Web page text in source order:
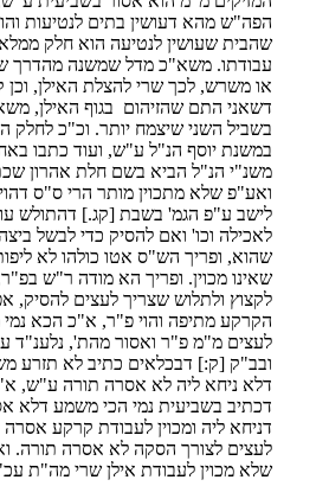
הפה"ש מהא דעושין בתים לנטיעות
שהבית שעושין לנטיעה הוא חלק
עבודתו. משא"כ מדל שמשנה מהדרך
או משרש, לכך שרי להצלת האילן, וכן
דשאני התם שהזיהום בגוף האילן,
בשביל השני שיצמח יותר. וכ"כ לחלק
במשנת יוסף הנ"ל ע"ש, ועוד כתבו
משנ"י הנ"ל הביא בשם חלת אהרון
ואע"פ שלא מתכוין מותר הרי ס"ס
לישב ע"פ הגמ' בשבת [קג.] דהתולש
לאכילה וכו' ואם להסיק כדי לבשל
שהוא, ופריך הש"ס אטו כולהו לא
שאינו מכוין. ופריך הא מודה ר"ש
לקצוץ ולתלוש שצריך לעצים להסיק,
הקרקע מתיפה והוי פ"ר, א"כ הכא נמי
לעצים מ"מ פ"ר ואסור מהת',
ובב"ק [ק:] דבכלאים כתיב לא תזרע
דלא ניחא ליה לא אסרה תורה ע"ש,
דכתיב בשביעית נמי הכי משמע דלא
דניחא ליה ומכוין לעבודת קרקע
לעצים לצורך הסקה לא אסרה תורה.
שלא מכוין לעבודת אילן שרי מה"ת